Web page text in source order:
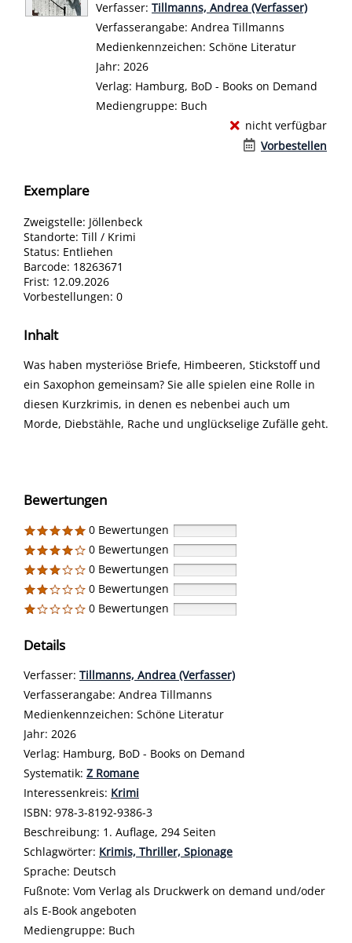
Verfasser: Suche nach diesem Verfasser
Tillmanns, Andrea (Verfasser)
Verfasserangabe: Andrea Tillmanns
Medienkennzeichen: Schöne Literatur
Jahr: 2026
Verlag: Hamburg, BoD - Books on Demand
Mediengruppe: Buch
nicht verfügbar
Vorbestellen
Exemplare
Zweigstelle: Jöllenbeck
Standorte: Till / Krimi
Status: Entliehen
Barcode: 18263671
Frist: 12.09.2026
Vorbestellungen: 0
Inhalt
Was haben mysteriöse Briefe, Himbeeren, Stickstoff und
ein Saxophon gemeinsam? Sie alle spielen eine Rolle in
diesen Kurzkrimis, in denen es nebenbei auch um
Morde, Diebstähle, Rache und unglückselige Zufälle geht.
Bewertungen
0 Bewertungen
0 Bewertungen
0 Bewertungen
0 Bewertungen
0 Bewertungen
Details
Verfasser: Suche nach diesem Verfasser
Tillmanns, Andrea (Verfasser)
Verfasserangabe: Andrea Tillmanns
Medienkennzeichen: Schöne Literatur
Jahr: 2026
Verlag: Hamburg, BoD - Books on Demand
opens in new tab
Diesen Link in neuem Tab öffnen
Systematik: Suche nach dieser Systematik
Z Romane
Interessenkreis: Suche nach diesem Interessenskreis
Krimi
ISBN: 978-3-8192-9386-3
Beschreibung: 1. Auflage, 294 Seiten
Schlagwörter: Krimis, Thriller, Spionage
Suche nach dieser Beteiligten Person
Sprache: Deutsch
Fußnote: Vom Verlag als Druckwerk on demand und/oder
als E-Book angeboten
Mediengruppe: Buch